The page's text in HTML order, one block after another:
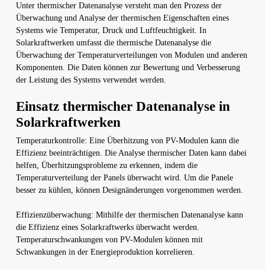
Unter thermischer Datenanalyse versteht man den Prozess der
Überwachung und Analyse der thermischen Eigenschaften eines
Systems wie Temperatur, Druck und Luftfeuchtigkeit. In
Solarkraftwerken umfasst die thermische Datenanalyse die
Überwachung der Temperaturverteilungen von Modulen und anderen
Komponenten. Die Daten können zur Bewertung und Verbesserung
der Leistung des Systems verwendet werden.
Einsatz thermischer Datenanalyse in
Solarkraftwerken
Temperaturkontrolle: Eine Überhitzung von PV-Modulen kann die
Effizienz beeinträchtigen. Die Analyse thermischer Daten kann dabei
helfen, Überhitzungsprobleme zu erkennen, indem die
Temperaturverteilung der Panels überwacht wird. Um die Panele
besser zu kühlen, können Designänderungen vorgenommen werden.
Effizienzüberwachung: Mithilfe der thermischen Datenanalyse kann
die Effizienz eines Solarkraftwerks überwacht werden.
Temperaturschwankungen von PV-Modulen können mit
Schwankungen in der Energieproduktion korrelieren.